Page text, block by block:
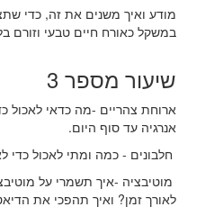
מודע ואיך משנים את זה, כדי
במשקל כאורח חיים טבעי וזורם
שיעור מספר 3
ארוחת צהריים -מה כדאי לאכול
אנרגיה עד סוף היום.
חלבונים - כמה ומתי לאכול
מוטיבציה -איך תשמרי על
לאורך זמן? ואיך תהפכי את